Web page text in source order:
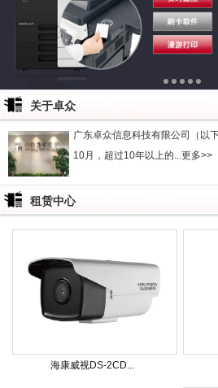
关于卓众
广东卓众信息科技有限公司（以
10月，超过10年以上的...更多>>
租赁中心
海康威视DS-2CD...